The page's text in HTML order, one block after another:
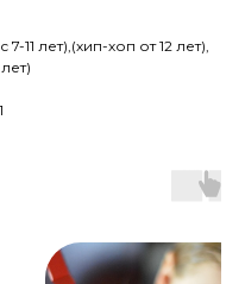
11 лет),(хип-хоп от 12 лет),